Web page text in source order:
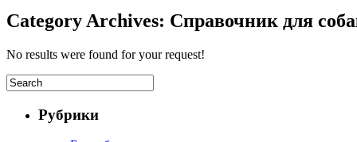
Category Archives: Справочник для
No results were found for your request!
Рубрики